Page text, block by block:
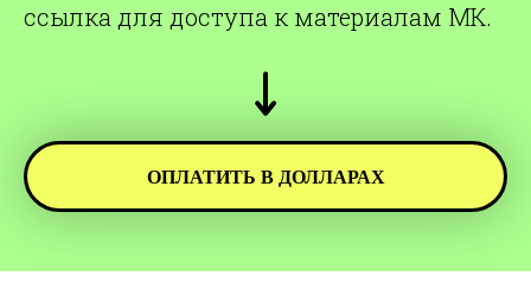
ссылка для доступа к материалам МК.
ОПЛАТИТЬ В ДОЛЛАРАХ